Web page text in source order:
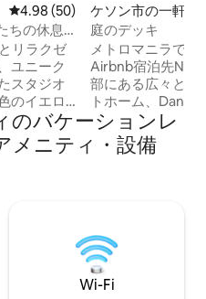
レビュー50件、5つ星中4.98つ
4.98 (50)
ちの休息
ユニーク
スタジオ
のイエロ
ダンな快
ひとり
にぴった
セスしや
、出張、
間をお楽
ケソン市の一軒家
庭のデッキ
メトロマニラで
Airbnb宿泊先No.1。 ケソンシティ
部にある広々とし
トホーム、
べての滞在を忘れ
ょう！ 家族でのステイケーション、友達
グループでの旅
近くにあり、24
ィを備えた便利な立地で
ベルガラ — どの
られる場所。
のバケーションレ
メニティ・設備
Wi-Fi